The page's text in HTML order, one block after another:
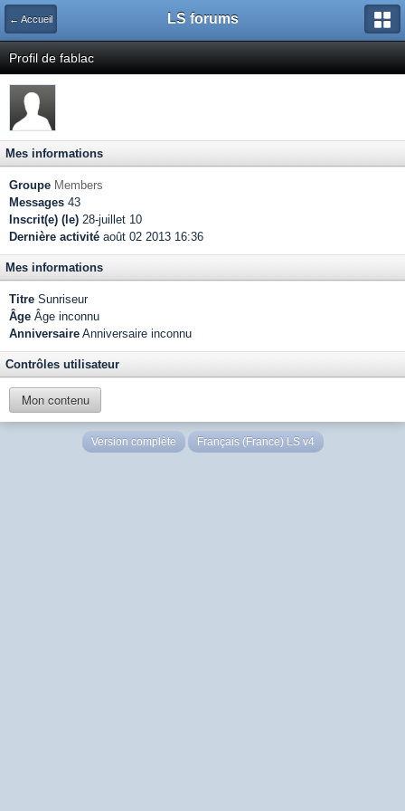
← Accueil LS forums
Profil de fablac
Mes informations
Groupe Members
Messages 43
Inscrit(e) (le) 28-juillet 10
Dernière activité août 02 2013 16:36
Mes informations
Titre Sunriseur
Âge Âge inconnu
Anniversaire Anniversaire inconnu
Contrôles utilisateur
Mon contenu
Version complète Français (France) LS v4